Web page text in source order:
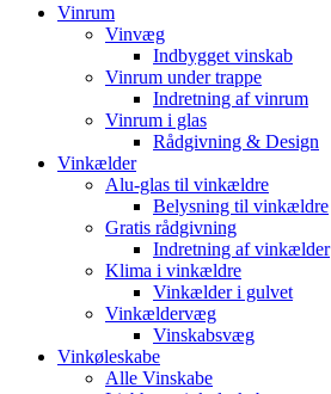
Vinrum
Vinvæg
Indbygget vinskab
Vinrum under trappe
Indretning af vinrum
Vinrum i glas
Rådgivning & Design
Vinkælder
Alu-glas til vinkældre
Belysning til vinkældre
Gratis rådgivning
Indretning af vinkælder
Klima i vinkældre
Vinkælder i gulvet
Vinkældervæg
Vinskabsvæg
Vinkøleskabe
Alle Vinskabe